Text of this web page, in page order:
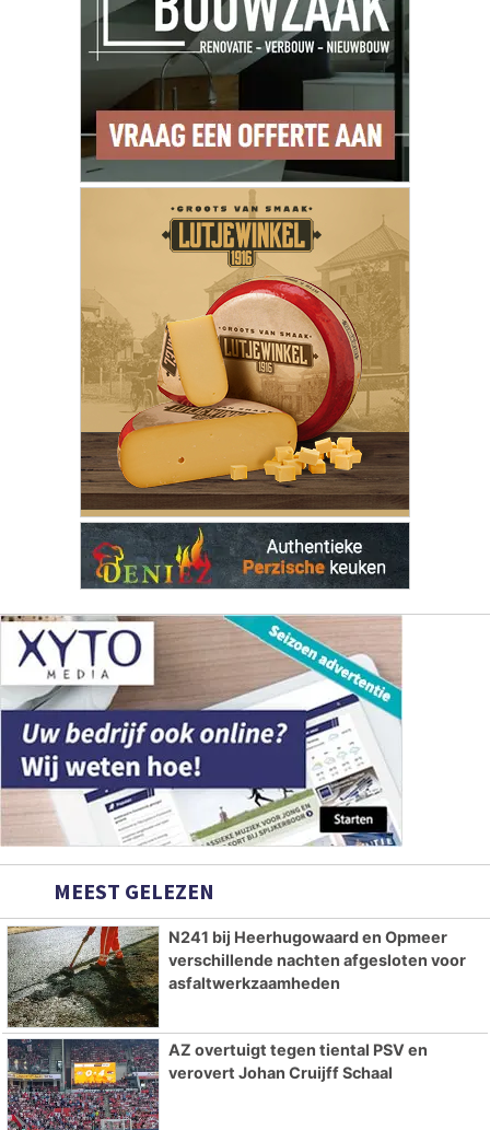
MEEST GELEZEN
N241 bij Heerhugowaard en Opmeer
verschillende nachten afgesloten voor
asfaltwerkzaamheden
AZ overtuigt tegen tiental PSV en
verovert Johan Cruijff Schaal